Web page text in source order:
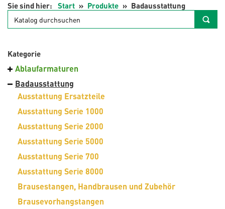
Start Produkte Badausstattung
Katalog
durchsuchen
Kategorie
Ablaufarmaturen
Badausstattung
Ausstattung Ersatzteile
Ausstattung Serie 1000
Ausstattung Serie 2000
Ausstattung Serie 5000
Ausstattung Serie 700
Ausstattung Serie 8000
Brausestangen, Handbrausen und Zubehör
Brausevorhangstangen